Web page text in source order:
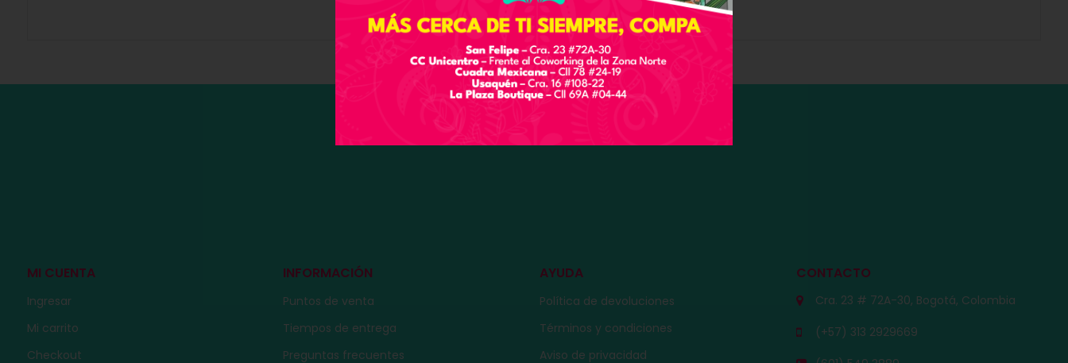
MI CUENTA
Ingresar
Mi carrito
Checkout
INFORMACIÓN
Puntos de venta
Tiempos de entrega
Preguntas frecuentes
AYUDA
Política de devoluciones
Términos y condiciones
Aviso de privacidad
CONTACTO
Cra. 23 # 72A-30, Bogotá, Colombia
(+57) 313 2929669